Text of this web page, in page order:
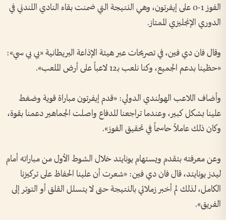
الفوز 1-0 على إيفرتون، وهي النتيجة التي ضمنت بقاء النادي اللندني في
الدوري الإنجليزي الممتاز.
وقال فان دي فين، في تصريحات عبر هيئة الإذاعة البريطانية «بي بي سي»:
«حظينا بدعم الجميع، وكنا نلعب بـ12 لاعباً على أرض الملعب».
وأضاف اللاعب الهولندي الدولي: «قدم إيفرتون مباراة قوية وضغط
علينا بشكل كبير، وعندما تراجعنا للدفاع واصلت الجماهير دعمنا بقوة،
وكان ذلك عاملاً حاسماً في تحقيق الفوز».
وعن معرفته بتقدم ويستهام يونايتد خلال الشوط الأول من مباراته أمام
ليدز يونايتد، قال فان دي فين: «شعرت أن علينا الحفاظ على تركيزنا
الكامل، لذلك لم أخبر زملائي بالنتيجة حتى لا يتسلل القلق أو التوتر إلى
الفريق».